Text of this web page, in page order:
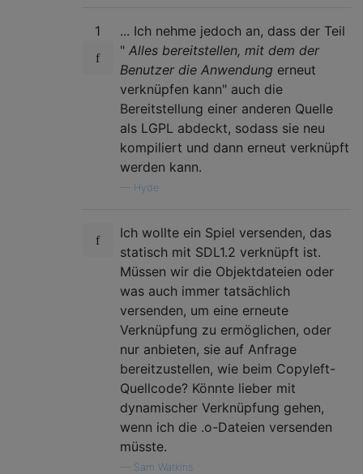
1
... Ich nehme jedoch an, dass der Teil
" Alles bereitstellen, mit dem der
Benutzer die Anwendung erneut
verknüpfen kann" auch die
Bereitstellung einer anderen Quelle
als LGPL abdeckt, sodass sie neu
kompiliert und dann erneut verknüpft
werden kann.
Hyde
Ich wollte ein Spiel versenden, das
statisch mit SDL1.2 verknüpft ist.
Müssen wir die Objektdateien oder
was auch immer tatsächlich
versenden, um eine erneute
Verknüpfung zu ermöglichen, oder
nur anbieten, sie auf Anfrage
bereitzustellen, wie beim Copyleft-
Quellcode? Könnte lieber mit
dynamischer Verknüpfung gehen,
wenn ich die .o-Dateien versenden
müsste.
Sam Watkins